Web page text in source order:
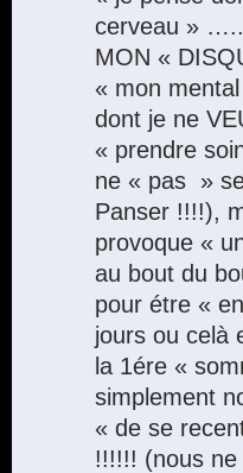
cerveau »
MON «
« mon
dont je ne
« prendre
ne « pas »
Panser !!!!),
provoque «
au bout du
pour étre «
jours ou celà
la 1ére «
simplement
« de se
!!!!!! (nous ne